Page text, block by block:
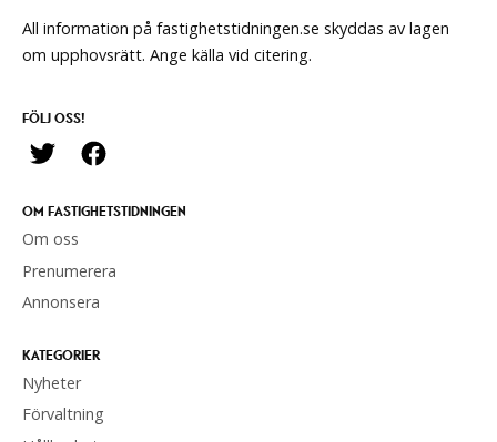
All information på fastighetstidningen.se skyddas av lagen
om upphovsrätt. Ange källa vid citering.
FÖLJ OSS!
OM FASTIGHETSTIDNINGEN
Om oss
Prenumerera
Annonsera
KATEGORIER
Nyheter
Förvaltning